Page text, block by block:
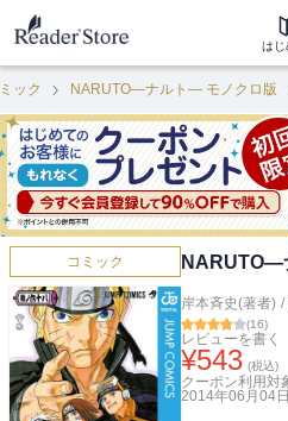
はじ
ック NARUTO―ナルト― モノクロ版
コミック NARUTO―
岸本斉史(著者) /
(16)
レビューを書く
¥543 (税込)
クーポン利用対
2014年06月04日